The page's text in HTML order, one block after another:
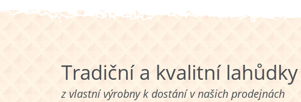
Tradiční a kvalitní lahůdky
z vlastní výrobny k dostání v našich prodejnách